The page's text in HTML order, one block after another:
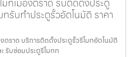
ทเมืองตราด รับติดตั้งประตู
รับทำประตูรั้วอัตโนมัติ ราคา
ตราด บริการติดตั้งประตูรั้วรีโมทอัตโนมัติ
รับซ่อมประตูรีโมทท